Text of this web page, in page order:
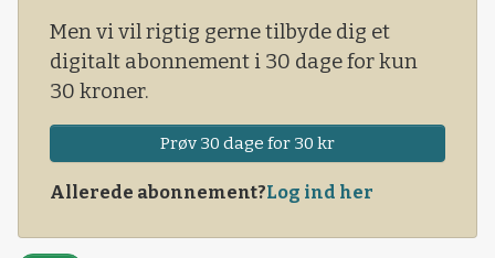
Men vi vil rigtig gerne tilbyde dig et
digitalt abonnement i 30 dage for kun
30 kroner.
Prøv 30 dage for 30 kr
Allerede abonnement?Log ind her